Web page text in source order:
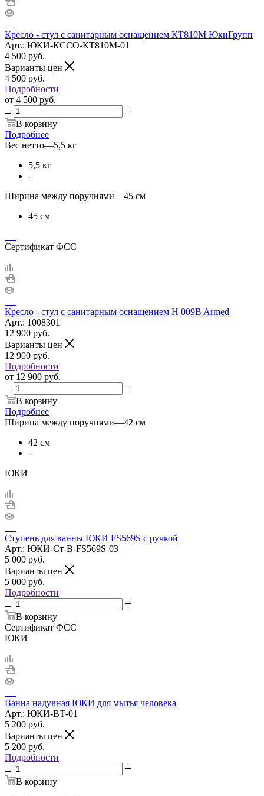
Кресло - стул с санитарным оснащением КТ810М ЮкиГрупп
Арт.: ЮКИ-КССО-КТ810М-01
4 500 руб.
Варианты цен
4 500 руб.
Подробности
от 4 500 руб.
В корзину
Подробнее
Вес нетто—5,5 кг
5,5 кг
-
Ширина между поручнями—45 см
45 см
Сертификат ФСС
Кресло - стул с санитарным оснащением H 009B Armed
Арт.: 1008301
12 900 руб.
Варианты цен
12 900 руб.
Подробности
от 12 900 руб.
В корзину
Подробнее
Ширина между поручнями—42 см
42 см
-
ЮКИ
Ступень для ванны ЮКИ FS569S с ручкой
Арт.: ЮКИ-Ст-В-FS569S-03
5 000 руб.
Варианты цен
5 000 руб.
Подробности
В корзину
Сертификат ФСС
ЮКИ
Ванна надувная ЮКИ для мытья человека
Арт.: ЮКИ-ВТ-01
5 200 руб.
Варианты цен
5 200 руб.
Подробности
В корзину